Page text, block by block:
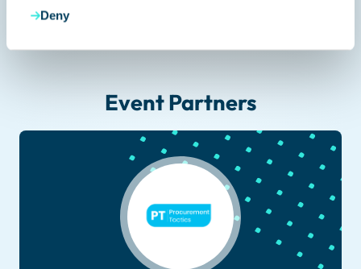
Deny
volwassenheidsniveau
Event Partners